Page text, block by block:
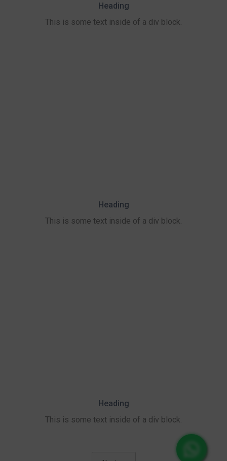
Heading
This is some text inside of a div block.
Heading
This is some text inside of a div block.
Heading
This is some text inside of a div block.